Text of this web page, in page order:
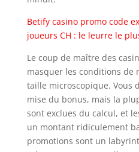
Betify casino promo code
joueurs CH : le leurre le
Le coup de maître des
masquer les conditions de
taille microscopique. Vous
mise du bonus, mais la
sont exclues du calcul, et
un montant ridiculement
promotions sont un